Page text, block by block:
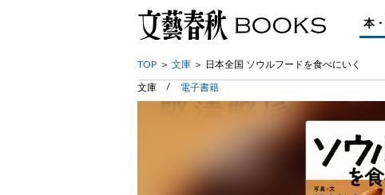
本
TOP 文庫 日本全国 ソウルフードを食べにいく
文庫 電子書籍